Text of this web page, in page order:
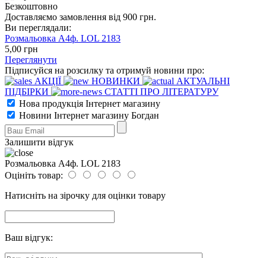
Безкоштовно
Доставляємо замовлення від 900 грн.
Ви переглядали:
Розмальовка А4ф. LOL 2183
5,00 грн
Переглянути
Підписуйся на розсилку та отримуй новини про:
АКЦІЇ
НОВИНКИ
АКТУАЛЬНІ
ПІДБІРКИ
СТАТТІ ПРО ЛІТЕРАТУРУ
Нова продукція Інтернет магазину
Новини Інтернет магазину Богдан
Залишити відгук
Розмальовка А4ф. LOL 2183
Оцініть товар:
Натисніть на зірочку для оцінки товару
Ваш відгук: